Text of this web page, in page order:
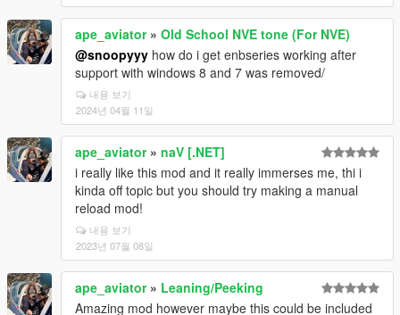
ape_aviator» Old School NVE tone (For NVE)
@snoopyyy how do i get enbseries working after
support with windows 8 and 7 was removed/
내용 보기
2024년 04월 11일
ape_aviator» naV [.NET]
i really like this mod and it really immerses me, thi i
kinda off topic but you should try making a manual
reload mod!
내용 보기
2023년 07월 08일
ape_aviator» Leaning/Peeking
Amazing mod however maybe this could be included